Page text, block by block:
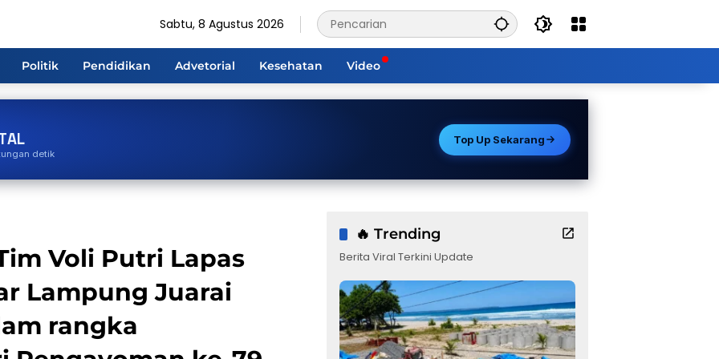
Sabtu, 8 Agustus 2026
Politik Pendidikan Advetorial Kesehatan Video
detik
Top Up Sekarang
Voli Putri Lapas
Lampung Juarai
rangka
🔥 Trending
Berita Viral Terkini Update